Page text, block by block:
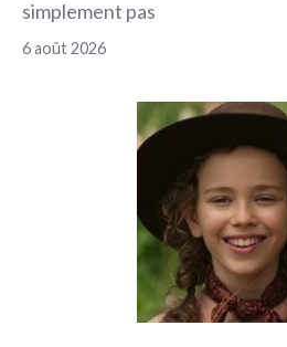
simplement pas
6 août 2026